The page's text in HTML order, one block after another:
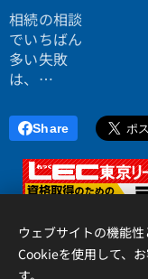
相続の相談
でいちばん
多い失敗
は、
行ったら登
記の話がで
きず、司法
書士に行っ
たら税金が
い」ことで
す。
Share
ウェブサイトの機能
Cookieを使用して、
す。